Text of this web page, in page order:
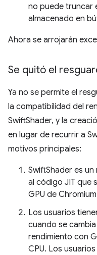
no puede truncar
almacenado en
Ahora se arrojarán
Se quitó el
Ya no se permite el
la compatibilidad del
SwiftShader, y la
en lugar de recurrir a
motivos principales:
SwiftShader es
al código JIT que
GPU de
Los usuarios
cuando se
rendimiento con
CPU. Los